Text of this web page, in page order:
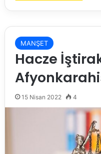
MANŞET
Hacze
15 Nisan 2022 4